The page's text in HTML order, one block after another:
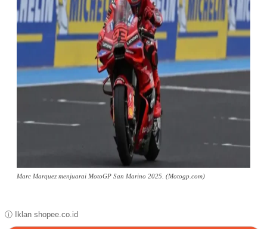
Marc Marquez menjuarai MotoGP San Marino 2025. (Motogp.com)
ⓘ Iklan shopee.co.id